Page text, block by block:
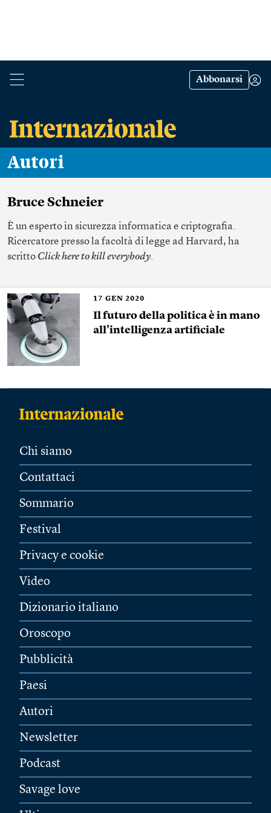
Abbonarsi
Autori
Bruce Schneier
È un esperto in sicurezza informatica e criptografia.
Ricercatore presso la facoltà di legge ad Harvard, ha
scritto Click here to kill everybody.
17 GEN 2020
Il futuro della politica è in mano
all’intelligenza artificiale
Chi siamo
Contattaci
Sommario
Festival
Privacy e cookie
Video
Dizionario italiano
Oroscopo
Pubblicità
Paesi
Autori
Newsletter
Podcast
Savage love